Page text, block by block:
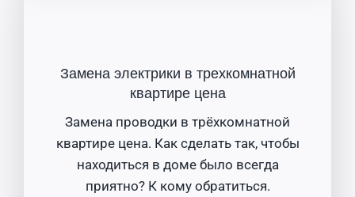
Замена электрики в трехкомнатной
квартире цена
Замена проводки в трёхкомнатной
квартире цена. Как сделать так, чтобы
находиться в доме было всегда
приятно? К кому обратиться.